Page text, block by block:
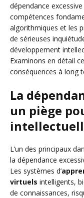
dépendance
compétences
algorithmiques et les
de sérieuses
développement
Examinons en détail
conséquences à long
La
un piège
L’un des principaux
la dépendance
Les systèmes d’
virtuels intelligents,
de connaissances,